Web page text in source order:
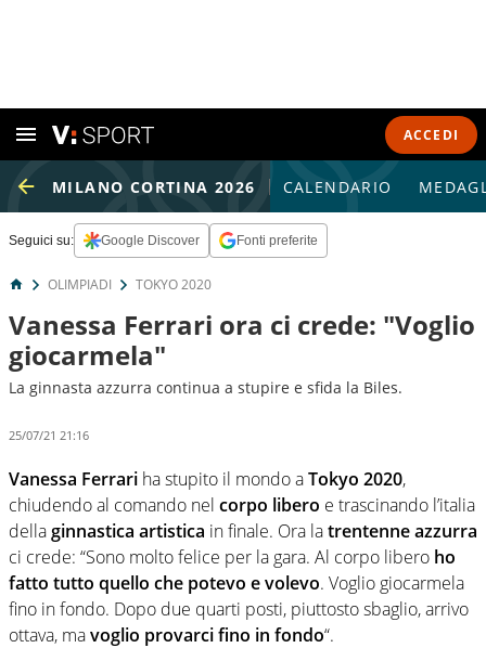
ACCEDI
MILANO CORTINA 2026 CALENDARIO
Seguici su: Google Discover Fonti preferite
OLIMPIADI TOKYO 2020
Vanessa Ferrari ora ci crede: "Voglio
giocarmela"
La ginnasta azzurra continua a stupire e sfida la Biles.
25/07/21 21:16
Vanessa Ferrari ha stupito il mondo aTokyo 2020,
chiudendo al comando nel corpo libero e trascinando l’italia
dellaginnastica artistica in finale. Ora latrentenne azzurra
ci crede: “Sono molto felice per la gara. Al corpo libero ho
fatto tutto quello che potevo e volevo. Voglio giocarmela
fino in fondo. Dopo due quarti posti, piuttosto sbaglio, arrivo
ottava, mavoglio provarci fino in fondo“.